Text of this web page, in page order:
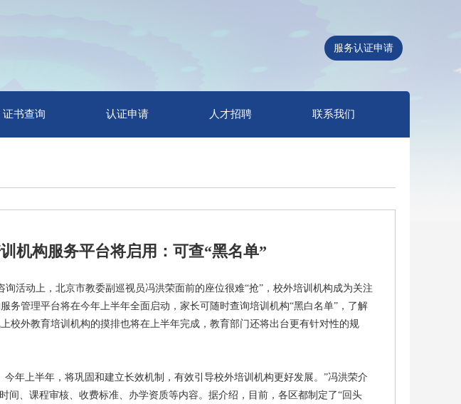
服务认证申请
证书查询 认证申请 人才招聘 联系我们
机构服务平台将启用：可查“黑名单”
活动上，北京市教委副巡视员冯洪荣面前的座位很难“抢”，校外培训机构成为关注
务管理平台将在今年上半年全面启动，家长可随时查询培训机构“黑白名单”，了解
校外教育培训机构的摸排也将在上半年完成，教育部门还将出台更有针对性的规
年上半年，将巩固和建立长效机制，有效引导校外培训机构更好发展。”冯洪荣介
间、课程审核、收费标准、办学资质等内容。据介绍，目前，各区都制定了“回头